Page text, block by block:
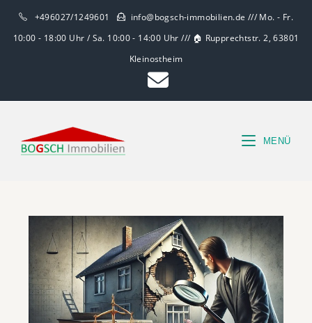
+496027/1249601
info@bogsch-immobilien.de /// Mo. - Fr.
10:00 - 18:00 Uhr / Sa. 10:00 - 14:00 Uhr /// 🏠 Rupprechtstr. 2, 63801
Kleinostheim
MENÜ